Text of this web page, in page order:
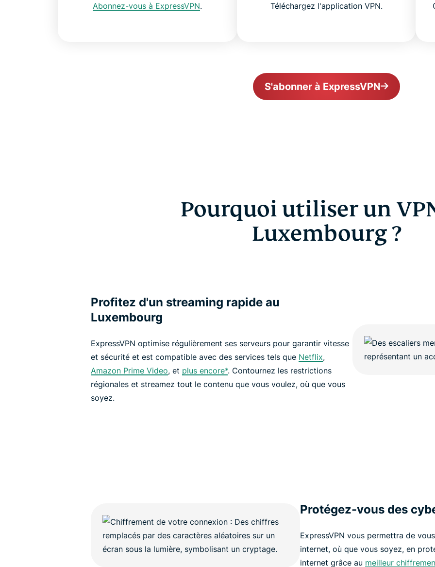
Abonnez-vous à ExpressVPN. Téléchargez l'application VPN.
S'abonner à ExpressVPN
Pourquoi utiliser un
Luxembourg ?
Profitez d'un streaming rapide au
Luxembourg
ExpressVPN optimise régulièrement ses serveurs pour garantir vitesse
et sécurité et est compatible avec des services tels que Netflix,
Amazon Prime Video, et plus encore*. Contournez les restrictions
régionales et streamez tout le contenu que vous voulez, où que vous
soyez.
Protégez-vous des
ExpressVPN vous permettra de
internet, où que vous soyez, en
internet grâce au meilleur